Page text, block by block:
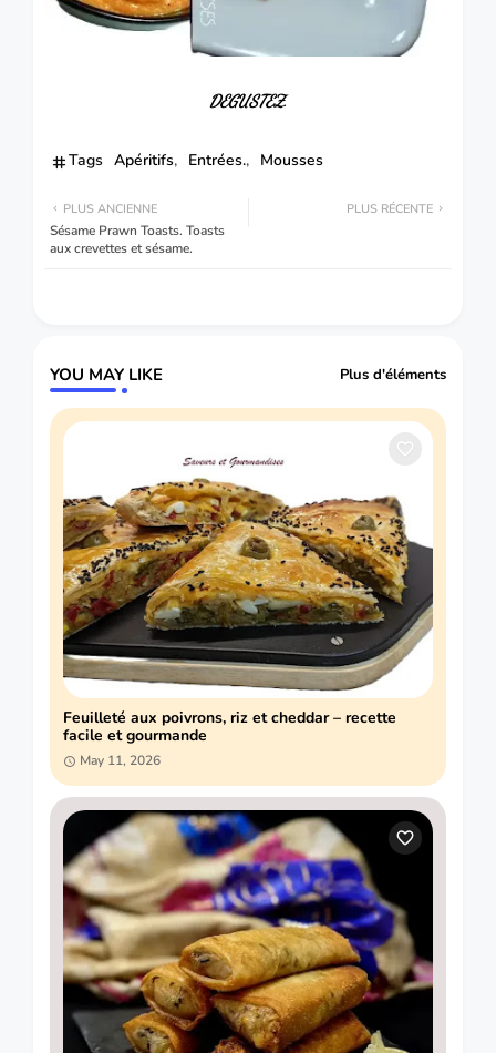
DEGUSTEZ.
Tags Apéritifs Entrées. Mousses
PLUS RÉCENTE
PLUS ANCIENNE
Sésame Prawn Toasts. Toasts
aux crevettes et sésame.
YOU MAY LIKE Plus d'éléments
Feuilleté aux poivrons, riz et cheddar – recette
facile et gourmande
May 11, 2026